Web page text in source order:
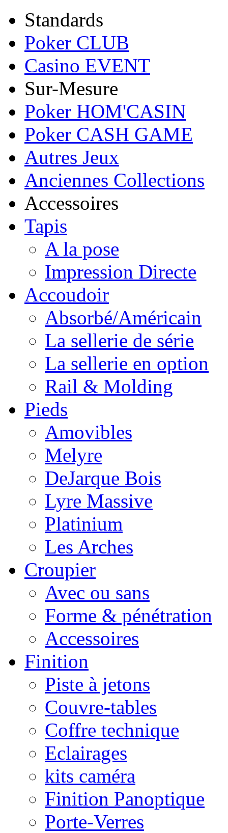
Standards
Poker CLUB
Casino EVENT
Sur-Mesure
Poker HOM'CASIN
Poker CASH GAME
Autres Jeux
Anciennes Collections
Accessoires
Tapis
A la pose
Impression Directe
Accoudoir
Absorbé/Américain
La sellerie de série
La sellerie en option
Rail & Molding
Pieds
Amovibles
Melyre
DeJarque Bois
Lyre Massive
Platinium
Les Arches
Croupier
Avec ou sans
Forme & pénétration
Accessoires
Finition
Piste à jetons
Couvre-tables
Coffre technique
Eclairages
kits caméra
Finition Panoptique
Porte-Verres